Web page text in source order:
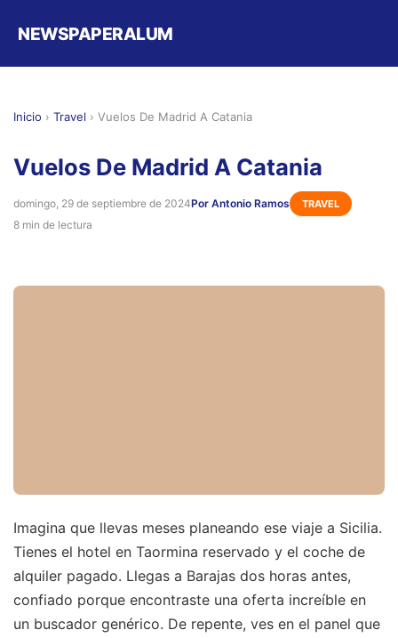
NEWSPAPERALUM
Inicio › Travel › Vuelos De Madrid A Catania
Vuelos De Madrid A Catania
domingo, 29 de septiembre de 2024Por Antonio Ramos TRAVEL
8 min de lectura
Imagina que llevas meses planeando ese viaje a Sicilia.
Tienes el hotel en Taormina reservado y el coche de
alquiler pagado. Llegas a Barajas dos horas antes,
confiado porque encontraste una oferta increíble en
un buscador genérico. De repente, ves en el panel que